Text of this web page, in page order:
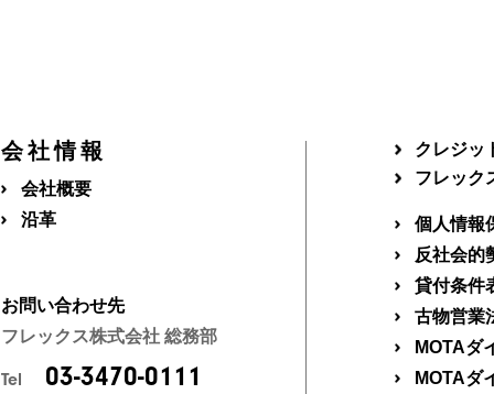
会社情報
会社概要
沿革
お問い合わせ先
フレックス株式会社 総務部
Tel 03-3470-0111
クレジッ
フレック
個人情報
反社会的
貸付条件
古物営業
MOTAダ
MOTAダ